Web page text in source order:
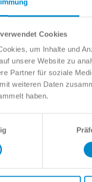
Cookies
um Inhalte und
unsere Website zu
Partner für soziale
weiteren Daten
haben.
E-Mail
Telefonnummer
Nachricht